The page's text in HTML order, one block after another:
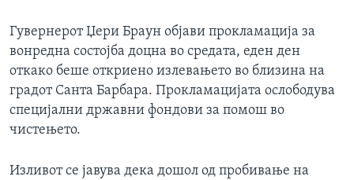
Гувернерот Џери Браун објави прокламација за
вонредна состојба доцна во средата, еден ден
откако беше откриено излевањето во близина на
градот Санта Барбара. Прокламацијата ослободува
специјални државни фондови за помош во
чистењето.
Изливот се јавува дека дошол од пробивање на